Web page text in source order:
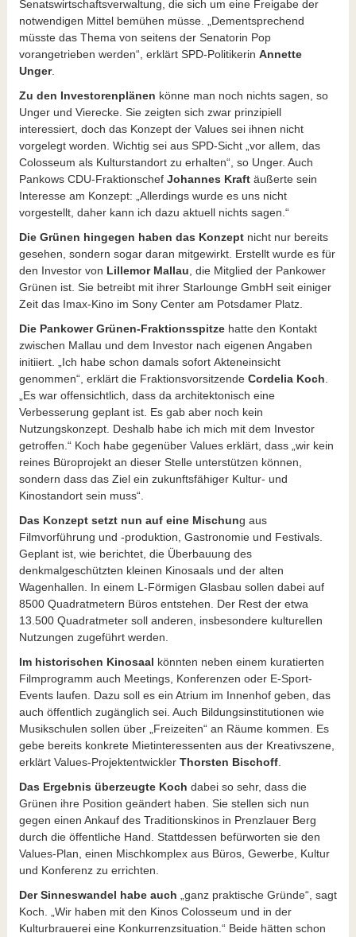
Senatswirtschaftsverwaltung, die sich um eine Freigabe der
notwendigen Mittel bemühen müsse. „Dementsprechend
müsste das Thema von seitens der Senatorin Pop
vorangetrieben werden“, erklärt SPD-Politikerin Annette
Unger.
Zu den Investorenplänen könne man noch nichts sagen, so
Unger und Vierecke. Sie zeigten sich zwar prinzipiell
interessiert, doch das Konzept der Values sei ihnen nicht
vorgelegt worden. Wichtig sei aus SPD-Sicht „vor allem, das
Colosseum als Kulturstandort zu erhalten“, so Unger. Auch
Pankows CDU-Fraktionschef Johannes Kraftäußerte sein
Interesse am Konzept: „Allerdings wurde es uns nicht
vorgestellt, daher kann ich dazu aktuell nichts sagen.“
Die Grünen hingegen haben das Konzeptnicht nur bereits
gesehen, sondern sogar daran mitgewirkt. Erstellt wurde es für
den Investor von Lillemor Mallau , die Mitglied der Pankower
Grünen ist. Sie betreibt mit ihrer Starlounge GmbH seit einiger
Zeit das Imax-Kino im Sony Center am Potsdamer Platz.
Die Pankower Grünen-Fraktionsspitzehatte den Kontakt
zwischen Mallau und dem Investor nach eigenen Angaben
initiiert. „Ich habe schon damals sofort Akteneinsicht
genommen“, erklärt die Fraktionsvorsitzende Cordelia Koch
„Es war offensichtlich, dass da architektonisch eine
Verbesserung geplant ist. Es gab aber noch kein
Nutzungskonzept. Deshalb habe ich mich mit dem Investor
getroffen.“ Koch habe gegenüber Values erklärt, dass „wir kein
reines Büroprojekt an dieser Stelle unterstützen können,
sondern dass das Ziel ein zukunftsfähiger Kultur- und
Kinostandort sein muss“.
Das Konzept setzt nun auf eine Mischung aus
Filmvorführung und -produktion, Gastronomie und Festivals.
Geplant ist, wie berichtet, die Überbauung des
denkmalgeschützten kleinen Kinosaals und der alten
Wagenhallen. In einem L-Förmigen Glasbau sollen dabei auf
8500 Quadratmetern Büros entstehen. Der Rest der etwa
13.500 Quadratmeter soll anderen, insbesondere kulturellen
Nutzungen zugeführt werden.
Im historischen Kinosaal könnten neben einem kuratierten
Filmprogramm auch Meetings, Konferenzen oder E-Sport-
Events laufen. Dazu soll es ein Atrium im Innenhof geben, das
auch öffentlich zugänglich sei. Auch Bildungsinstitutionen wie
Musikschulen sollen über „Freizeiten“ an Räume kommen. Es
gebe bereits konkrete Mietinteressenten aus der Kreativszene,
erklärt Values-Projektentwickler Thorsten Bischoff.
Das Ergebnis überzeugte Koch dabei so sehr, dass die
Grünen ihre Position geändert haben. Sie stellen sich nun
gegen einen Ankauf des Traditionskinos in Prenzlauer Berg
durch die öffentliche Hand. Stattdessen befürworten sie den
Values-Plan, einen Mischkomplex aus Büros, Gewerbe, Kultur
und Konferenz zu errichten.
Der Sinneswandel habe auch „ganz praktische Gründe“, sagt
Koch. „Wir haben mit den Kinos Colosseum und in der
Kulturbrauerei eine Konkurrenzsituation.“ Beide hätten schon